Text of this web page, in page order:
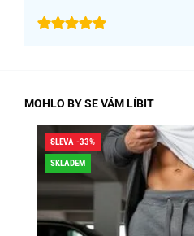
MOHLO BY SE VÁM LÍBIT
SLEVA -33%
SKLADEM